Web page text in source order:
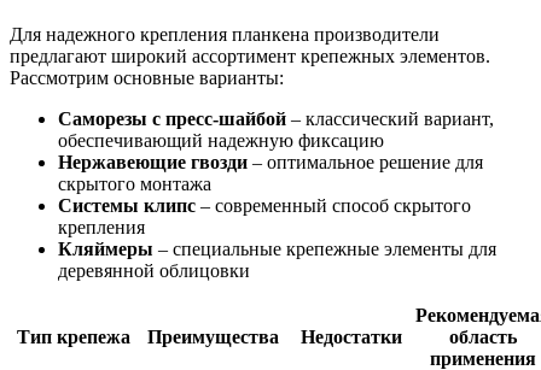
Для надежного крепления планкена производители
предлагают широкий ассортимент крепежных элементов.
Рассмотрим основные варианты:
Саморезы с пресс-шайбой – классический вариант,
обеспечивающий надежную фиксацию
Нержавеющие гвозди – оптимальное решение для
скрытого монтажа
Системы клипс – современный способ скрытого
крепления
Кляймеры – специальные крепежные элементы для
деревянной облицовки
Тип крепежа Преимущества Недостатки
область
применения